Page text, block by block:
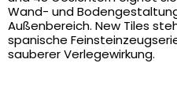
Wand- und
Außenbereich. New Tiles
spanische
sauberer Verlegewirkung.